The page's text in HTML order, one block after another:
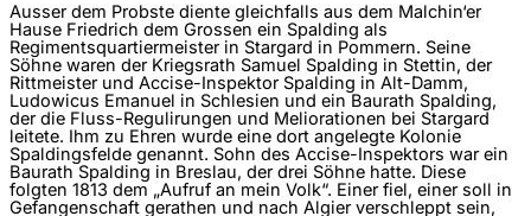
Ausser dem Probste diente gleichfalls aus dem Malchin‘er
Hause Friedrich dem Grossen ein Spalding als
Regimentsquartiermeister in Stargard in Pommern. Seine
Söhne waren der Kriegsrath Samuel Spalding in Stettin, der
Rittmeister und Accise-Inspektor Spalding in Alt-Damm,
Ludowicus Emanuel in Schlesien und ein Baurath Spalding,
der die Fluss-Regulirungen und Meliorationen bei Stargard
leitete. Ihm zu Ehren wurde eine dort angelegte Kolonie
Spaldingsfelde genannt. Sohn des Accise-Inspektors war ein
Baurath Spalding in Breslau, der drei Söhne hatte. Diese
folgten 1813 dem „Aufruf an mein Volk“. Einer fiel, einer soll in
Gefangenschaft gerathen und nach Algier verschleppt sein,